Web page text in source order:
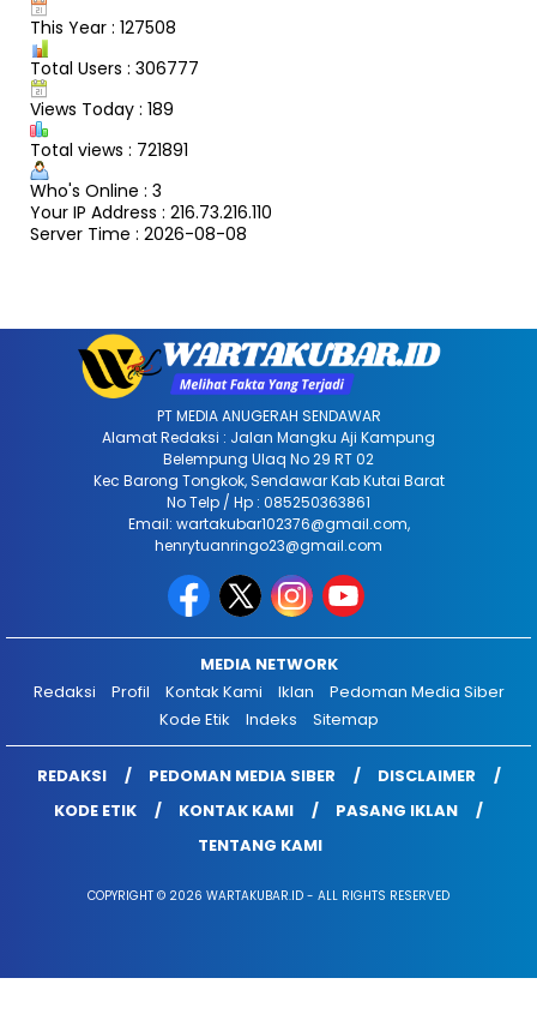
This Year : 127508
Total Users : 306777
Views Today : 189
Total views : 721891
Who's Online : 3
Your IP Address : 216.73.216.110
Server Time : 2026-08-08
PT MEDIA ANUGERAH SENDAWAR
Alamat Redaksi : Jalan Mangku Aji Kampung
Belempung Ulaq No 29 RT 02
Kec Barong Tongkok, Sendawar Kab Kutai Barat
No Telp / Hp : 085250363861
Email: wartakubar102376@gmail.com,
henrytuanringo23@gmail.com
MEDIA NETWORK
Redaksi
Profil Kontak Kami Iklan
Pedoman Media Siber
Kode Etik
Indeks Sitemap
REDAKSI PEDOMAN MEDIA SIBER
DISCLAIMER
KODE ETIK
KONTAK KAMI
PASANG IKLAN
TENTANG KAMI
COPYRIGHT © 2026 WARTAKUBAR.ID - ALL RIGHTS RESERVED